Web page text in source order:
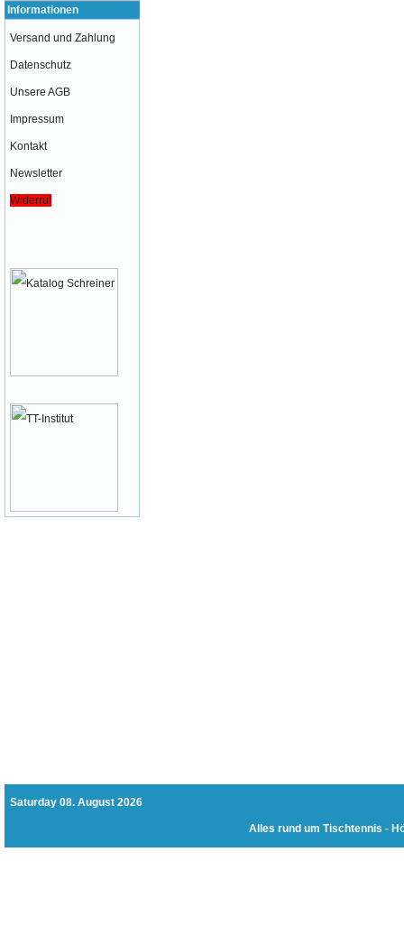
Informationen
Versand und Zahlung
Datenschutz
Unsere AGB
Impressum
Kontakt
Newsletter
Widerruf
Saturday 08. August 2026
Alles rund um Tischtennis -